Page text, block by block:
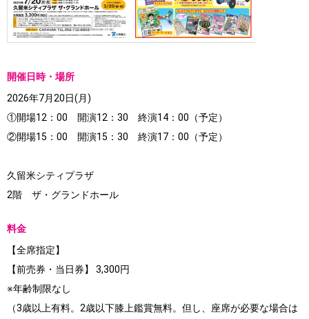
開催日時・場所
2026年7月20日(月)
①開場12：00 開演12：30 終演14：00（予定）
②開場15：00 開演15：30 終演17：00（予定）
久留米シティプラザ
2階 ザ・グランドホール
料金
【全席指定】
【前売券・当日券】 3,300円
※年齢制限なし
（3歳以上有料。2歳以下膝上鑑賞無料。但し、座席が必要な場合は